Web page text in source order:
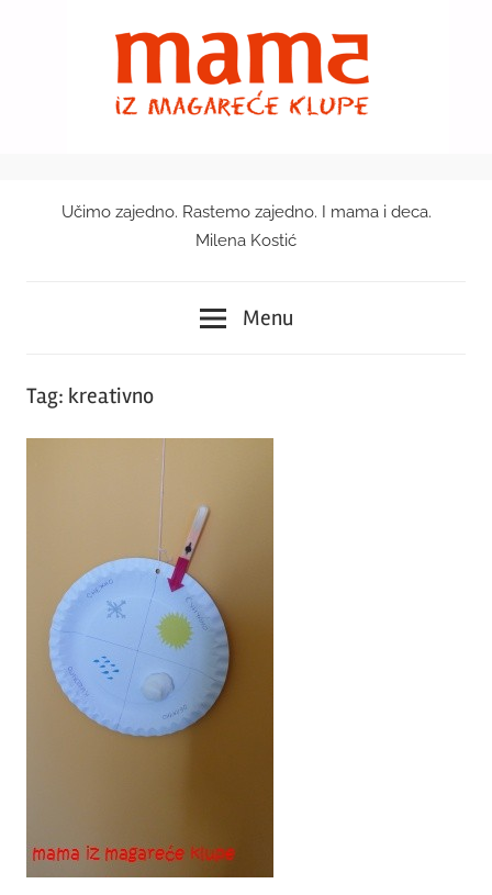
Mama
magareće
klupe
Učimo zajedno. Rastemo zajedno. I mama i deca.
Milena Kostić
Menu
Tag: kreativno